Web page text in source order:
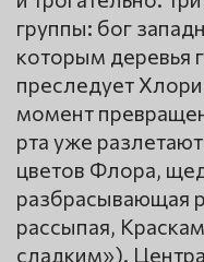
группы: бог
которым деревья
преследует
момент
рта уже
цветов Флора,
разбрасывающая
рассыпая,
сладким»).